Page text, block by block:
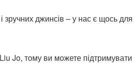
зручних джинсів – у нас є щось для
Jo, тому ви можете підтримувати